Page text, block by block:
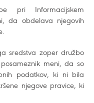
pri Informacijskem
da obdelava njegovih
sredstva zoper družbo
meni, da so
podatkov, ki ni bila
njegove pravice, ki